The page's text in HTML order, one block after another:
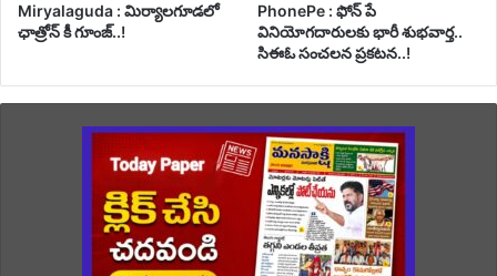
Miryalaguda : మిర్యాలగూడలో
ఛాత్రోన్ కీ గూంజ్..!
PhonePe : ఫోన్ పే
వినియోగదారులకు భారీ శుభవార్త..
సిఈఓ సంచలన ప్రకటన..!